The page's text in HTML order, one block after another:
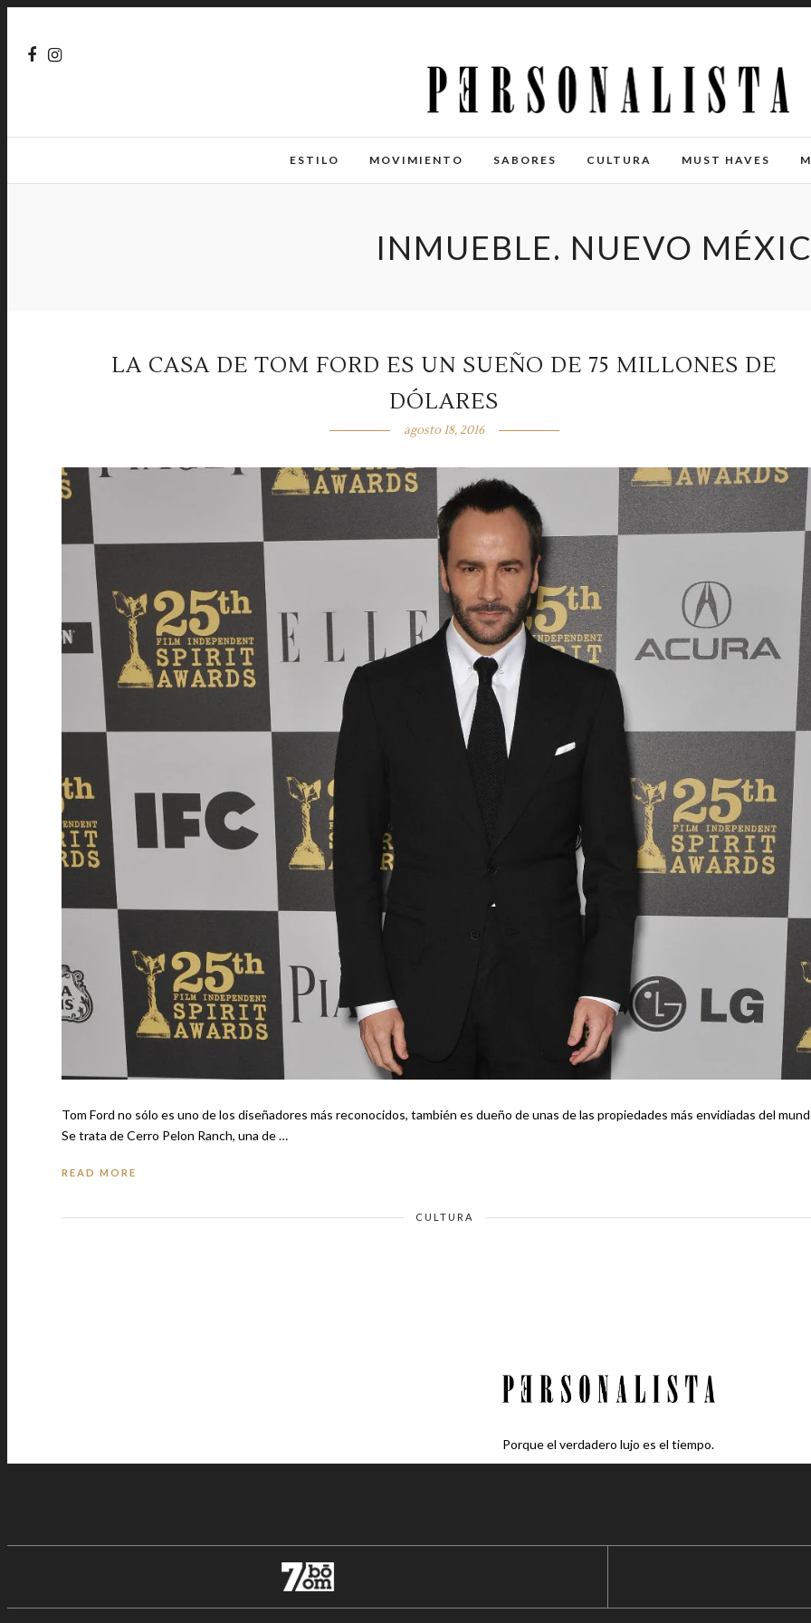
ESTILO MOVIMIENTO SABORES CULTURA MUST HAVES
INMUEBLE. NUEVO
LA CASA DE TOM FORD ES UN SUEÑO DE 75 MILLONES DE
DÓLARES
agosto 18, 2016
Tom Ford no sólo es uno de los diseñadores más reconocidos, también es dueño de unas de las propiedades más envidiadas del
Se trata de Cerro Pelon Ranch, una de …
READ MORE
CULTURA
Porque el verdadero lujo es el tiempo.